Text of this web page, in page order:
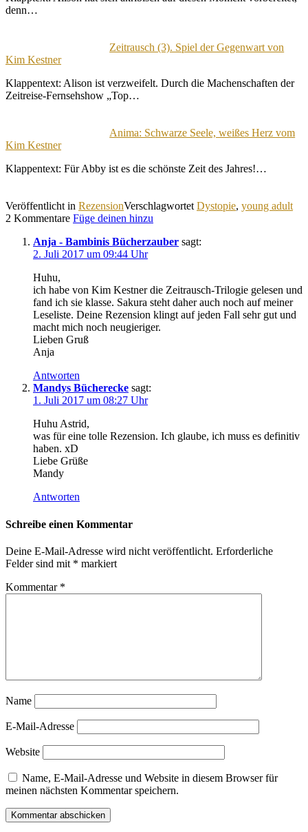
denn…
Zeitrausch (3). Spiel der Gegenwart von
Kim Kestner
Klappentext: Alison ist verzweifelt. Durch die Machenschaften der
Zeitreise-Fernsehshow „Top…
Anima: Schwarze Seele, weißes Herz vom
Kim Kestner
Klappentext: Für Abby ist es die schönste Zeit des Jahres!…
Veröffentlicht in RezensionVerschlagwortet Dystopie, young adult
2 Kommentare Füge deinen hinzu
Anja - Bambinis Bücherzauber sagt:
2. Juli 2017 um 09:44 Uhr
Huhu,
ich habe von Kim Kestner die Zeitrausch-Trilogie gelesen und
fand ich sie klasse. Sakura steht daher auch noch auf meiner
Leseliste. Deine Rezension klingt auf jeden Fall sehr gut und
macht mich noch neugieriger.
Lieben Gruß
Anja
Antworten
Mandys Bücherecke sagt:
1. Juli 2017 um 08:27 Uhr
Huhu Astrid,
was für eine tolle Rezension. Ich glaube, ich muss es definitiv
haben. xD
Liebe Grüße
Mandy
Antworten
Schreibe einen Kommentar
Deine E-Mail-Adresse wird nicht veröffentlicht. Erforderliche
Felder sind mit * markiert
Kommentar *
Name
E-Mail-Adresse
Website
Name, E-Mail-Adresse und Website in diesem Browser für
meinen nächsten Kommentar speichern.